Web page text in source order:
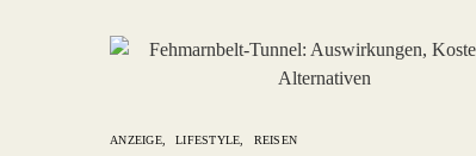
ANZEIGE LIFESTYLE REISEN